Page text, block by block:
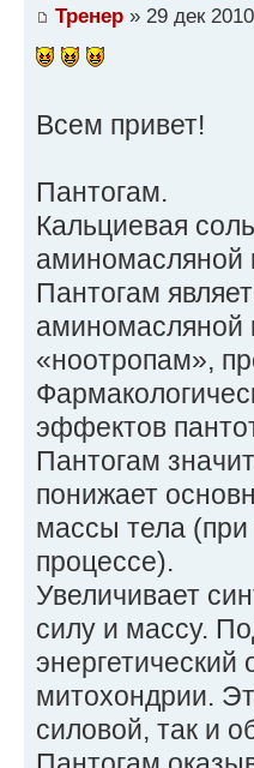
Тренер » 29 дек
Всем привет!
Пантогам.
Кальциевая
аминомасляной
Пантогам
аминомасляной
«ноотропам»,
эффектов
Пантогам
понижает
массы тела
процессе).
Увеличивает
силу и массу.
митохондрии.
силовой, так и